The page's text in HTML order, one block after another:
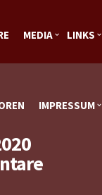
MEDIA LINKS
IMPRESSUM